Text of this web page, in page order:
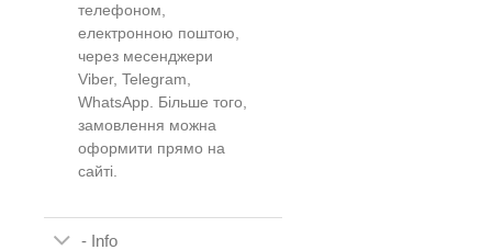
телефоном,
електронною поштою,
через месенджери
Viber, Telegram,
WhatsApp. Більше того,
замовлення можна
оформити прямо на
сайті.
- Info